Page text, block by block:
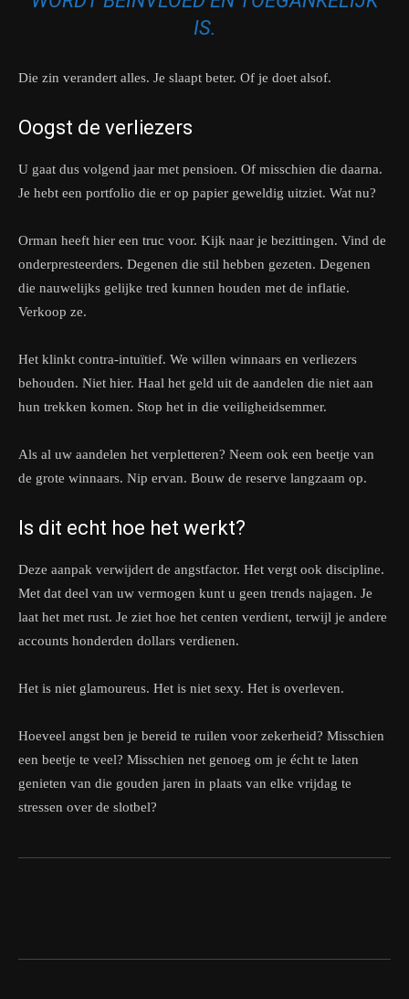
IS.
Die zin verandert alles. Je slaapt beter. Of je doet alsof.
Oogst de verliezers
U gaat dus volgend jaar met pensioen. Of misschien die daarna.
Je hebt een portfolio die er op papier geweldig uitziet. Wat nu?
Orman heeft hier een truc voor. Kijk naar je bezittingen. Vind de
onderpresteerders. Degenen die stil hebben gezeten. Degenen
die nauwelijks gelijke tred kunnen houden met de inflatie.
Verkoop ze.
Het klinkt contra-intuïtief. We willen winnaars en verliezers
behouden. Niet hier. Haal het geld uit de aandelen die niet aan
hun trekken komen. Stop het in die veiligheidsemmer.
Als al uw aandelen het verpletteren? Neem ook een beetje van
de grote winnaars. Nip ervan. Bouw de reserve langzaam op.
Is dit echt hoe het werkt?
Deze aanpak verwijdert de angstfactor. Het vergt ook discipline.
Met dat deel van uw vermogen kunt u geen trends najagen. Je
laat het met rust. Je ziet hoe het centen verdient, terwijl je andere
accounts honderden dollars verdienen.
Het is niet glamoureus. Het is niet sexy. Het is overleven.
Hoeveel angst ben je bereid te ruilen voor zekerheid? Misschien
een beetje te veel? Misschien net genoeg om je écht te laten
genieten van die gouden jaren in plaats van elke vrijdag te
stressen over de slotbel?